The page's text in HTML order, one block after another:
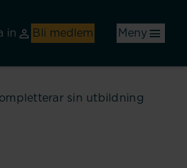
in Bli medlem Meny
sin utbildning